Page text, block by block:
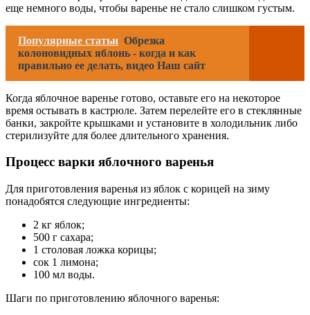
еще немного воды, чтобы варенье не стало слишком густым.
Популярные статьи Обрезка
колоновидных яблонь - когда и как
правильно ее делать, видео Наш сайт
Когда яблочное варенье готово, оставьте его на некоторое
время остывать в кастрюле. Затем перелейте его в стеклянные
банки, закройте крышками и установите в холодильник либо
стерилизуйте для более длительного хранения.
Процесс варки яблочного варенья
Для приготовления варенья из яблок с корицей на зиму
понадобятся следующие ингредиенты:
2 кг яблок;
500 г сахара;
1 столовая ложка корицы;
сок 1 лимона;
100 мл воды.
Шаги по приготовлению яблочного варенья: